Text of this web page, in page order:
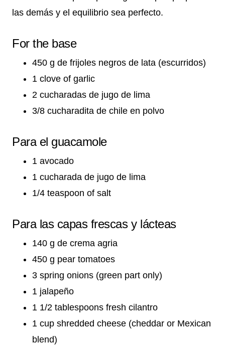
las demás y el equilibrio sea perfecto.
For the base
450 g de frijoles negros de lata (escurridos)
1 clove of garlic
2 cucharadas de jugo de lima
3/8 cucharadita de chile en polvo
Para el guacamole
1 avocado
1 cucharada de jugo de lima
1/4 teaspoon of salt
Para las capas frescas y lácteas
140 g de crema agria
450 g pear tomatoes
3 spring onions (green part only)
1 jalapeño
1 1/2 tablespoons fresh cilantro
1 cup shredded cheese (cheddar or Mexican
blend)